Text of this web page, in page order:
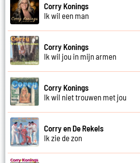
Corry Konings
Ik wil een man
Corry Konings
Ik wil jou in mijn armen
Corry Konings
Ik wil niet trouwen met jou
Corry en De Rekels
Ik zie de zon